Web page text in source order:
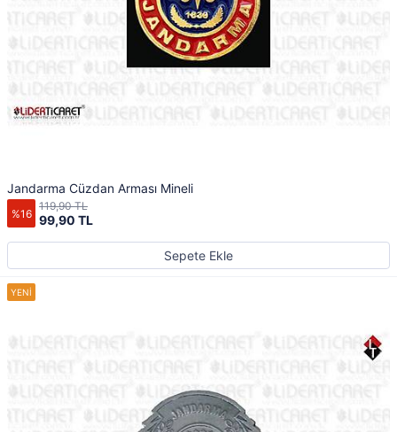
Jandarma Cüzdan Arması Mineli
%16 99,90 TL
119,90 TL
Sepete Ekle